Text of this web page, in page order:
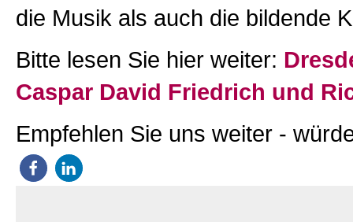
die Musik als auch die bildende
Bitte lesen Sie hier weiter:
Caspar David Friedrich und
Empfehlen Sie uns weiter -